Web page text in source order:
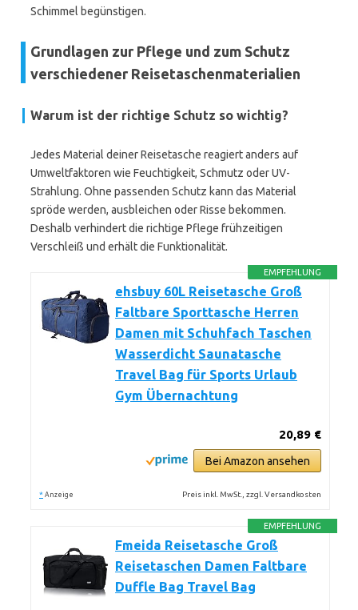
Schimmel begünstigen.
Grundlagen zur Pflege und zum Schutz
verschiedener Reisetaschenmaterialien
Warum ist der richtige Schutz so wichtig?
Jedes Material deiner Reisetasche reagiert anders auf
Umweltfaktoren wie Feuchtigkeit, Schmutz oder UV-
Strahlung. Ohne passenden Schutz kann das Material
spröde werden, ausbleichen oder Risse bekommen.
Deshalb verhindert die richtige Pflege frühzeitigen
Verschleiß und erhält die Funktionalität.
EMPFEHLUNG
ehsbuy 60L Reisetasche Groß
Faltbare Sporttasche Herren
Damen mit Schuhfach Taschen
Wasserdicht Saunatasche
Travel Bag für Sports Urlaub
Gym Übernachtung
20,89 €
Bei Amazon ansehen
* Anzeige Preis inkl. MwSt., zzgl. Versandkosten
EMPFEHLUNG
Fmeida Reisetasche Groß
Reisetaschen Damen Faltbare
Duffle Bag Travel Bag